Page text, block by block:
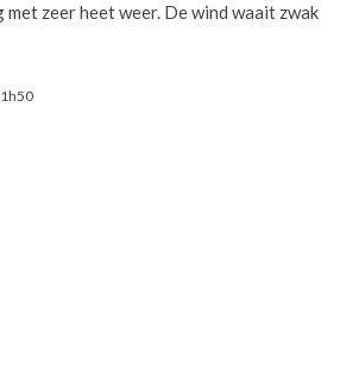
met zeer heet weer. De wind waait zwak